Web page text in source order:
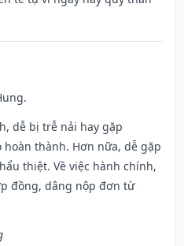
dễ bị trễ nải hay gặp
thành. Hơn nữa, dễ gặp
thiệt. Về việc hành chính,
đồng, dâng nộp đơn từ